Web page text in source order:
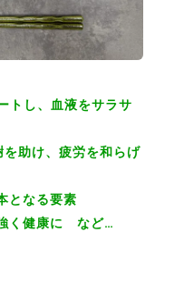
トし、血液をサラサ
助け、疲労を和らげ
となる要素
く健康に など…